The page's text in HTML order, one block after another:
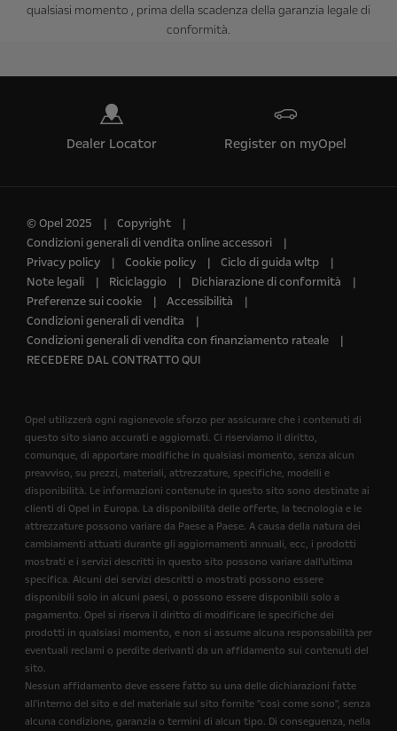
qualsiasi momento , prima della scadenza della garanzia legale di
conformità.
Dealer Locator Register on myOpel
© Opel 2025
Copyright
Condizioni generali di vendita online accessori
Privacy policy
Cookie policy
Ciclo di guida wltp
Note legali
Riciclaggio
Dichiarazione di conformità
Preferenze sui cookie
Accessibilità
Condizioni generali di vendita
Condizioni generali di vendita con finanziamento rateale
RECEDERE DAL CONTRATTO QUI
Opel utilizzerà ogni ragionevole sforzo per assicurare che i contenuti di
questo sito siano accurati e aggiornati. Ci riserviamo il diritto,
comunque, di apportare modifiche in qualsiasi momento, senza alcun
preavviso, su prezzi, materiali, attrezzature, specifiche, modelli e
disponibilità. Le informazioni contenute in questo sito sono destinate ai
clienti di Opel in Europa. La disponibilità delle offerte, la tecnologia e le
attrezzature possono variare da Paese a Paese. A causa della natura dei
cambiamenti attuati durante gli aggiornamenti annuali, ecc, i prodotti
mostrati e i servizi descritti in questo sito possono variare dall'ultima
specifica. Alcuni dei servizi descritti o mostrati possono essere
disponibili solo in alcuni paesi, o possono essere disponibili solo a
pagamento. Opel si riserva il diritto di modificare le specifiche dei
prodotti in qualsiasi momento, e non si assume alcuna responsabilità per
eventuali reclami o perdite derivanti da un affidamento sui contenuti del
sito.
Nessun affidamento deve essere fatto su una delle dichiarazioni fatte
all'interno del sito e del materiale sul sito fornite "così come sono", senza
alcuna condizione, garanzia o termini di alcun tipo. Di conseguenza, nella